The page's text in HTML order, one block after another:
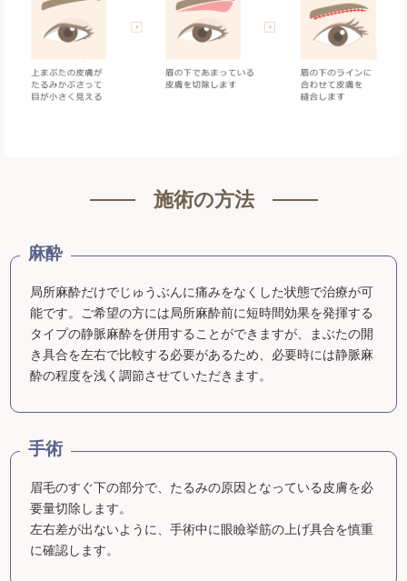
施術の方法
麻酔
局所麻酔だけでじゅうぶんに痛みをなくした状態で治療が可
能です。ご希望の方には局所麻酔前に短時間効果を発揮する
タイプの静脈麻酔を併用することができますが、まぶたの開
き具合を左右で比較する必要があるため、必要時には静脈麻
酔の程度を浅く調節させていただきます。
手術
眉毛のすぐ下の部分で、たるみの原因となっている皮膚を必
要量切除します。
左右差が出ないように、手術中に眼瞼挙筋の上げ具合を慎重
に確認します。